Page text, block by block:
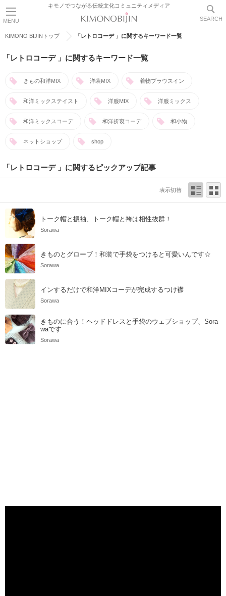
KIMONO BIJINトップ 「レトロコーデ 」に関するキーワード一覧
「レトロコーデ 」に関するキーワード一覧
きもの和洋MIX 洋装MIX 着物ブラウスイン
和洋ミックステイスト 洋服MIX 洋服ミックス
和洋ミックスコーデ 和洋折衷コーデ 和小物
ネットショップ shop
「レトロコーデ 」に関するピックアップ記事
表示切替
トーク帽と振袖、トーク帽と袴は相性抜群！
Sorawa
きものとグローブ！和装で手袋をつけると可愛いんです☆
Sorawa
インするだけで和洋MIXコーデが完成するつけ襟
Sorawa
きものに合う！ヘッドドレスと手袋のウェブショップ、Sora
waです
Sorawa
MENU
キモノでつながる伝統文化コミュニティメディア
SEARCH